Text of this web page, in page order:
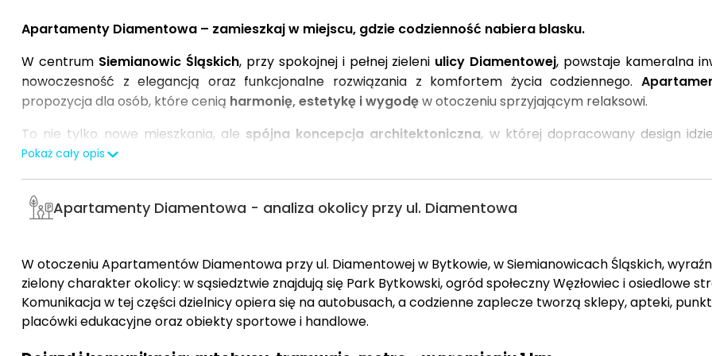
Apartamenty Diamentowa – zamieszkaj w miejscu, gdzie codzienność nabiera blasku.
W centrum Siemianowic Śląskich, przy spokojnej i pełnej zieleni ulicy Diamentowej, powstaje kameralna
nowoczesność z elegancją oraz funkcjonalne rozwiązania z komfortem życia codziennego.
propozycja dla osób, które cenią harmonię, estetykę i wygodęw otoczeniu sprzyjającym relaksowi.
To nie tylko nowe mieszkania, ale spójna koncepcja architektoniczna, w której dopracowany design
standardem wykonania.
Przemyślane układy apartamentów o powierzchni od54 do 103,6 m²odpowiadają na potrzeby zarówno
Na parterze znajdują się ogródki z tarasami– idealne miejsce na chwilę odpoczynku na świeżym
zabawę z dzieckiem. Z koleiszerokie balkonyna piętrze pozwalają cieszyć się słońcem i spokojem
przedłużenie przestrzeni mieszkalnej.
Lokalizacja inwestycji to jej ogromny atut. Zaledwie2 kilometry od Parku Śląskiego
Pokaż cały opis
Apartamenty Diamentowa - analiza okolicy przy ul. Diamentowa
W otoczeniu Apartamentów Diamentowa przy ul. Diamentowej w Bytkowie, w Siemianowicach Śląskich,
zielony charakter okolicy: w sąsiedztwie znajdują się Park Bytkowski, ogród społeczny Węzłowiec i osiedlowe
Komunikacja w tej części dzielnicy opiera się na autobusach, a codzienne zaplecze tworzą sklepy, apteki,
placówki edukacyjne oraz obiekty sportowe i handlowe.